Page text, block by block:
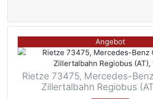
Angebot
Rietze 73475, Mercedes-
Zillertalbahn Regiobus